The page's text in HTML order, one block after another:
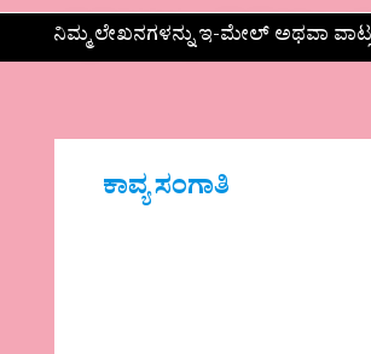
ನಿಮ್ಮ ಲೇಖನಗಳನ್ನು ಇ-ಮೇಲ್ ಅಥವಾ
ಕಾವ್ಯ ಸಂಗಾತಿ